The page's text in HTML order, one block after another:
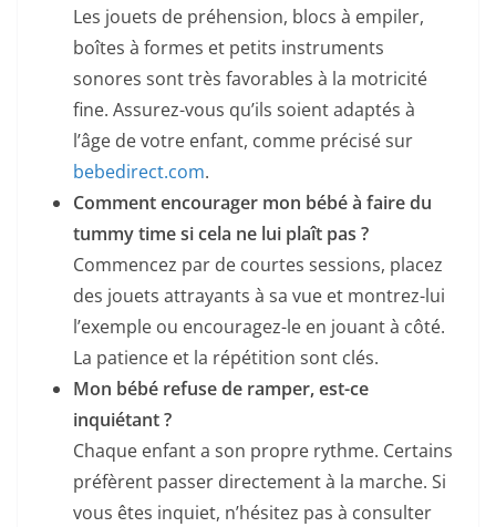
Les jouets de préhension, blocs à empiler,
boîtes à formes et petits instruments
sonores sont très favorables à la motricité
fine. Assurez-vous qu’ils soient adaptés à
l’âge de votre enfant, comme précisé sur
bebedirect.com.
Comment encourager mon bébé à faire du
tummy time si cela ne lui plaît pas ?
Commencez par de courtes sessions, placez
des jouets attrayants à sa vue et montrez-lui
l’exemple ou encouragez-le en jouant à côté.
La patience et la répétition sont clés.
Mon bébé refuse de ramper, est-ce
inquiétant ?
Chaque enfant a son propre rythme. Certains
préfèrent passer directement à la marche. Si
vous êtes inquiet, n’hésitez pas à consulter